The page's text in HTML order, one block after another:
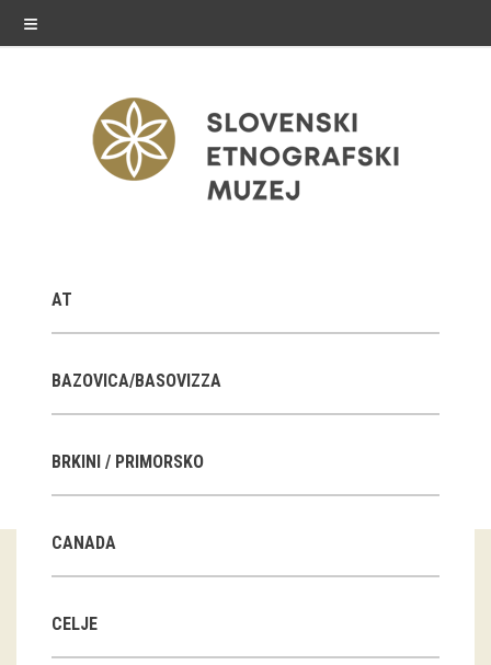
≡
Stalne razstave
Občasne razstave
E-razstave
Arhiv razstav
AT
BAZOVICA/BASOVIZZA
BRKINI / PRIMORSKO
CANADA
CELJE